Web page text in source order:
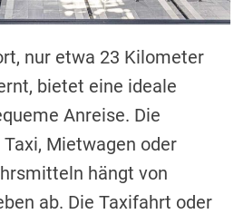
nur etwa 23 Kilometer
bietet eine ideale
Anreise. Die
Mietwagen oder
hängt von
ab. Die Taxifahrt oder